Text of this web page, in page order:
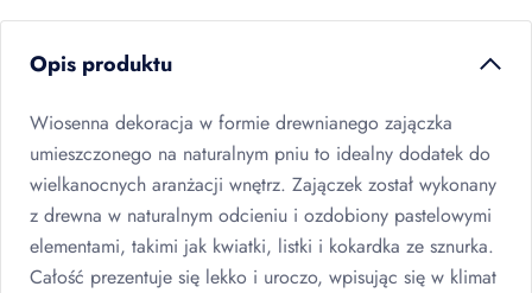
Opis produktu
Wiosenna dekoracja w formie drewnianego zajączka
umieszczonego na naturalnym pniu to idealny dodatek do
wielkanocnych aranżacji wnętrz. Zajączek został wykonany
z drewna w naturalnym odcieniu i ozdobiony pastelowymi
elementami, takimi jak kwiatki, listki i kokardka ze sznurka.
Całość prezentuje się lekko i uroczo, wpisując się w klimat